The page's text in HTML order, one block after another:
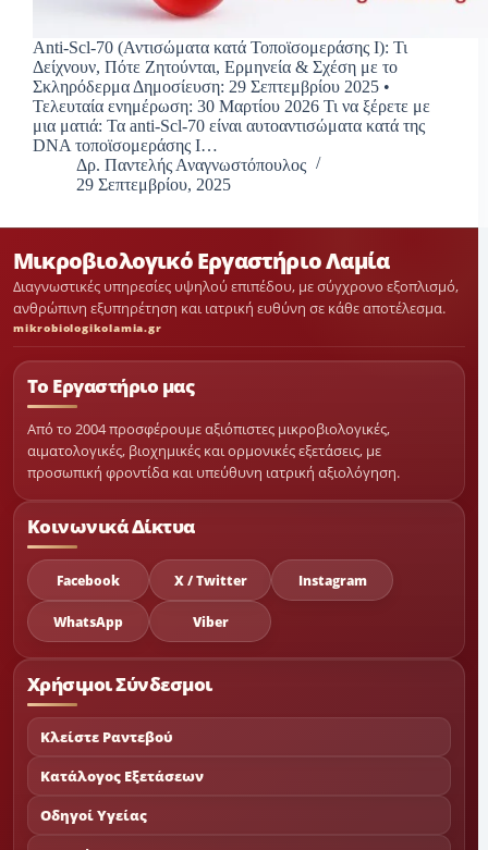
Anti-Scl-70 (Αντισώματα κατά Τοποϊσομεράσης I): Τι
Δείχνουν, Πότε Ζητούνται, Ερμηνεία & Σχέση με το
Σκληρόδερμα Δημοσίευση: 29 Σεπτεμβρίου 2025 •
Τελευταία ενημέρωση: 30 Μαρτίου 2026 Τι να ξέρετε με
μια ματιά: Τα anti-Scl-70 είναι αυτοαντισώματα κατά της
DNA τοποϊσομεράσης I…
Δρ. Παντελής Αναγνωστόπουλος
29 Σεπτεμβρίου, 2025
Μικροβιολογικό Εργαστήριο Λαμία
Διαγνωστικές υπηρεσίες υψηλού επιπέδου, με σύγχρονο εξοπλισμό,
ανθρώπινη εξυπηρέτηση και ιατρική ευθύνη σε κάθε αποτέλεσμα.
mikrobiologikolamia.gr
Το Εργαστήριο μας
Από το 2004 προσφέρουμε αξιόπιστες μικροβιολογικές,
αιματολογικές, βιοχημικές και ορμονικές εξετάσεις, με
προσωπική φροντίδα και υπεύθυνη ιατρική αξιολόγηση.
Κοινωνικά Δίκτυα
Facebook X / Twitter Instagram
WhatsApp Viber
Χρήσιμοι Σύνδεσμοι
Κλείστε Ραντεβού
Κατάλογος Εξετάσεων
Οδηγοί Υγείας